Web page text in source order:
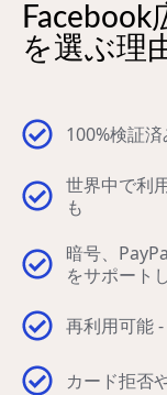
を選ぶ理
100%検証
世界中で利
も
暗号、
をサポート
再利用可能
カード拒否